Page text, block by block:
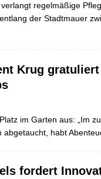
regelmäßige
der Stadtmauer
Krug
im Garten aus: „Im
abgetaucht, habt
fordert